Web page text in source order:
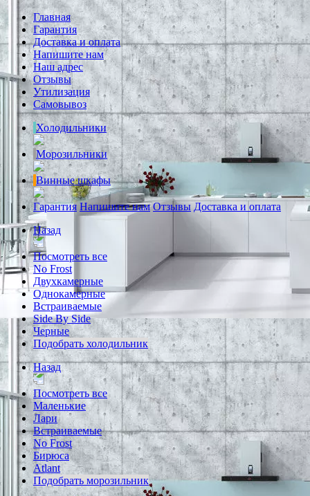
Главная
Гарантия
Доставка и оплата
Напишите нам
Наш адрес
Отзывы
Утилизация
Самовывоз
Холодильники
Морозильники
Винные шкафы
Гарантия Напишите нам Отзывы Доставка и оплата
Назад
Посмотреть все
No Frost
Двухкамерные
Однокамерные
Встраиваемые
Side By Side
Черные
Подобрать холодильник
Назад
Посмотреть все
Маленькие
Лари
Встраиваемые
No Frost
Бирюса
Atlant
Подобрать морозильник